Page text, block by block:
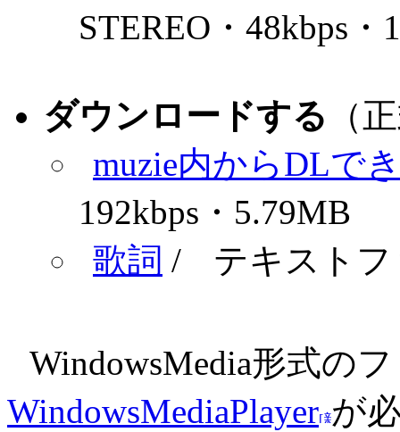
STEREO ・ 48kbps ・
ダウンロードする （
muzie内からDLで
192kbps ・ 5.79MB
歌詞 / テキスト
WindowsMedia形式の
WindowsMediaPlayer が